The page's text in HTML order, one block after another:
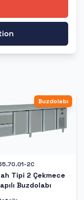
Buzdolabı
2C
Tipi 2 Çekmece
Buzdolabı